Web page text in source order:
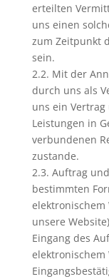
erteilten
uns einen
zum Zeitpunkt
sein.
2.2. Mit der
durch uns als
uns ein
Leistungen in
verbundenen
zustande.
2.3. Auftrag
bestimmten
elektronischem
unsere
Eingang des
elektronischem